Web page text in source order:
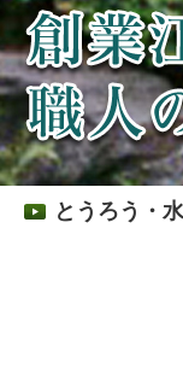
とうろう・